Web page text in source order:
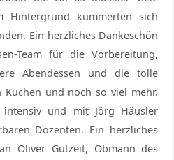
Hintergrund kümmerten sich
Ein herzliches Dankeschön
Team für die Vorbereitung,
Abendessen und die tolle
Kuchen und noch so viel mehr.
und mit Jörg Häusler
Dozenten. Ein herzliches
Oliver Gutzeit, Obmann des